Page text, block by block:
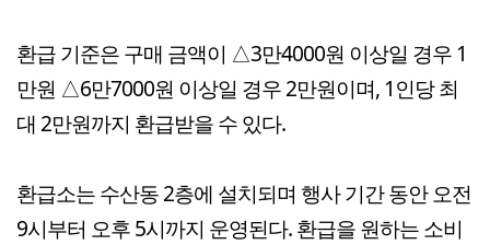
환급 기준은 구매 금액이 △3만4000원 이상일 경우 1
만원 △6만7000원 이상일 경우 2만원이며, 1인당 최
대 2만원까지 환급받을 수 있다.
환급소는 수산동 2층에 설치되며 행사 기간 동안 오전
9시부터 오후 5시까지 운영된다. 환급을 원하는 소비